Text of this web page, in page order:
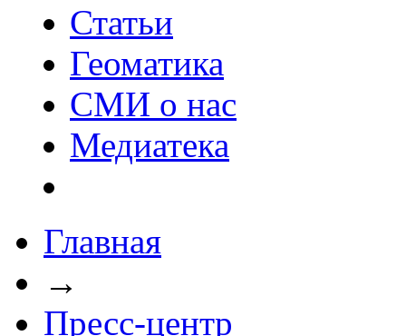
Статьи
Геоматика
СМИ о нас
Медиатека
Главная
→
Пресс-центр